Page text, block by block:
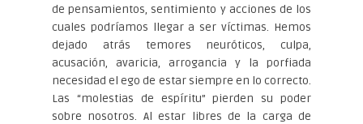
de pensamientos, sentimiento y acciones de los
cuales podríamos llegar a ser víctimas. Hemos
dejado atrás temores neuróticos, culpa,
acusación, avaricia, arrogancia y la porfiada
necesidad el ego de estar siempre en lo correcto.
Las “molestias de espíritu” pierden su poder
sobre nosotros. Al estar libres de la carga de